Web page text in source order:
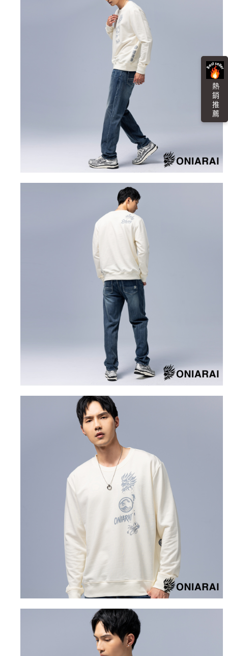
熱 銷 推 薦
５．嚴禁一人註冊多個帳號或使用他人資訊註冊。若發現惡意使用之情形，
恩沛科技股份有限公司將有權停止該用戶之使用額度並採取法律行動。